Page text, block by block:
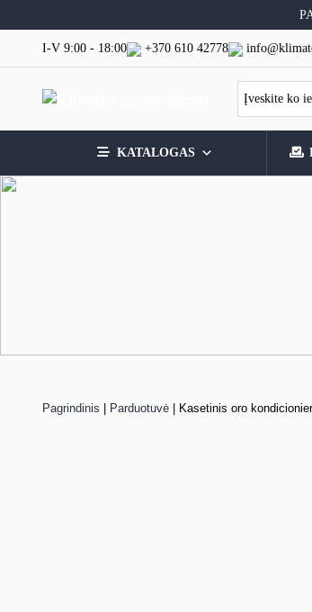
to
I-V 9:00 - 18:00 +370 610 42778
KATALOGAS
Pagrindinis Parduotuvė Kasetinis oro